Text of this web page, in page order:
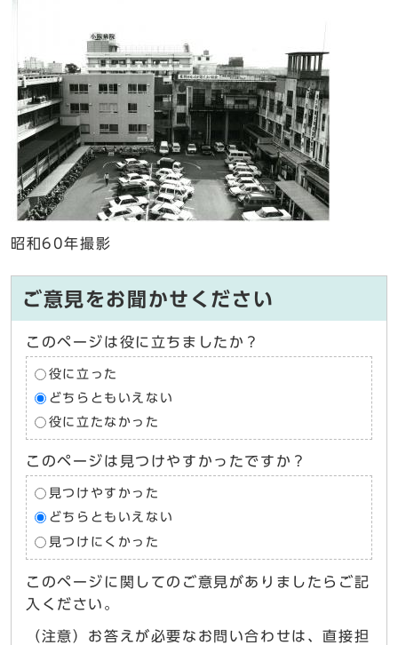
昭和60年撮影
ご意見をお聞かせください
このページは役に立ちましたか？
役に立った
どちらともいえない
役に立たなかった
このページは見つけやすかったですか？
見つけやすかった
どちらともいえない
見つけにくかった
このページに関してのご意見がありましたらご記
入ください。
（注意）お答えが必要なお問い合わせは、直接担